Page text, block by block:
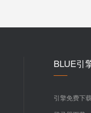
BLUE引
引擎免费下